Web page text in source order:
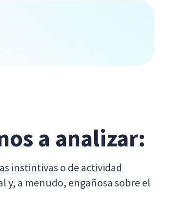
a analizar:
instintivas o de actividad
a menudo, engañosa sobre el